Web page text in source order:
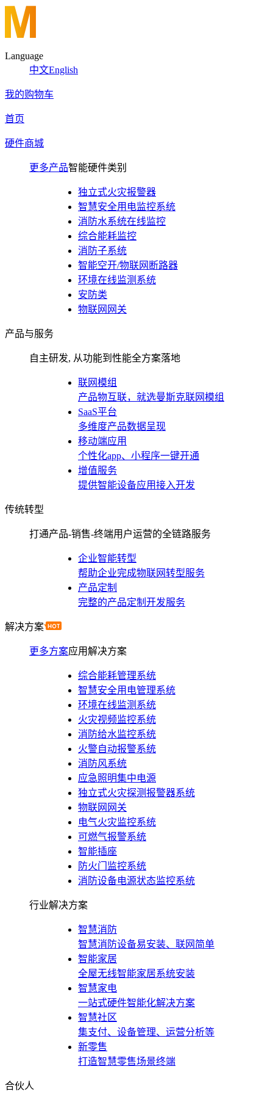
Language
中文English
我的购物车
首页
硬件商城
更多产品智能硬件类别
独立式火灾报警器
智慧安全用电监控系统
消防水系统在线监控
综合能耗监控
消防子系统
智能空开/物联网断路器
环境在线监测系统
安防类
物联网网关
产品与服务
自主研发, 从功能到性能全方案落地
联网模组
产品物互联，就选曼斯克联网模组
SaaS平台
多维度产品数据呈现
移动端应用
个性化app、小程序一键开通
增值服务
提供智能设备应用接入开发
传统转型
打通产品-销售-终端用户运营的全链路服务
企业智能转型
帮助企业完成物联网转型服务
产品定制
完整的产品定制开发服务
解决方案
更多方案应用解决方案
综合能耗管理系统
智慧安全用电管理系统
环境在线监测系统
火灾视频监控系统
消防给水监控系统
火警自动报警系统
消防风系统
应急照明集中电源
独立式火灾探测报警器系统
物联网网关
电气火灾监控系统
可燃气报警系统
智能插座
防火门监控系统
消防设备电源状态监控系统
行业解决方案
智慧消防
智慧消防设备易安装、联网简单
智能家居
全屋无线智能家居系统安装
智慧家电
一站式硬件智能化解决方案
智慧社区
集支付、设备管理、运营分析等
新零售
打造智慧零售场景终端
合伙人